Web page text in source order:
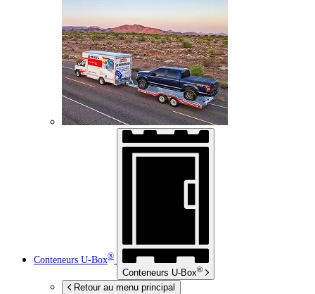
Conteneurs U-Box®
Conteneurs U-Box®
Retour au menu principal